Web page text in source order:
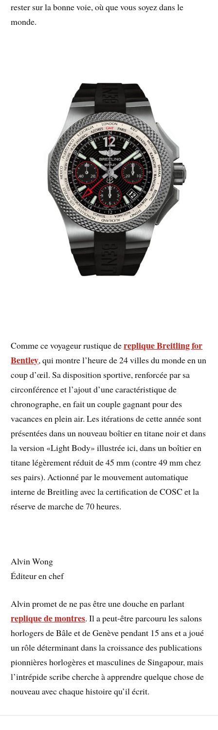
rester sur la bonne voie, où que vous soyez dans le
monde.
Comme ce voyageur rustique dereplique Breitling for
Bentley, qui montre l’heure de 24 villes du monde en un
coup d’œil. Sa disposition sportive, renforcée par sa
circonférence et l’ajout d’une caractéristique de
chronographe, en fait un couple gagnant pour des
vacances en plein air. Les itérations de cette année sont
présentées dans un nouveau boîtier en titane noir et dans
la version «Light Body» illustrée ici, dans un boîtier en
titane légèrement réduit de 45 mm (contre 49 mm chez
ses pairs). Actionné par le mouvement automatique
interne de Breitling avec la certification de COSC et la
réserve de marche de 70 heures.
Alvin Wong
Éditeur en chef
Alvin promet de ne pas être une douche en parlant
replique de montres. Il a peut-être parcouru les salons
horlogers de Bâle et de Genève pendant 15 ans et a joué
un rôle déterminant dans la croissance des publications
pionnières horlogères et masculines de Singapour, mais
l’intrépide scribe cherche à apprendre quelque chose de
nouveau avec chaque histoire qu’il écrit.